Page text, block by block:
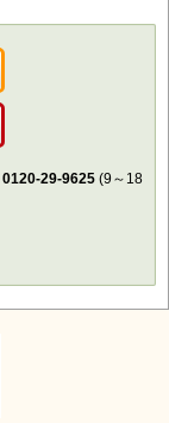
Amazonで購入
楽天で購入
0120-29-9625 (9～18